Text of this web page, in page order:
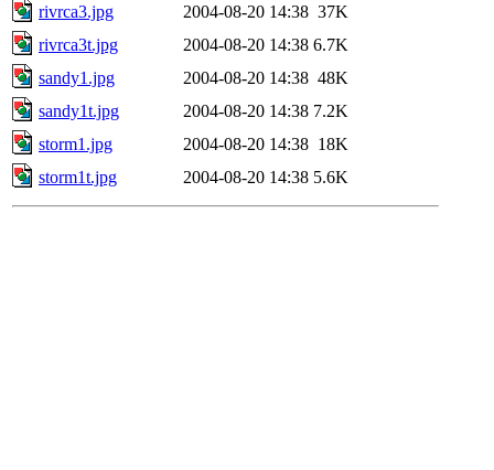
rivrca3.jpg
2004-08-20 14:38 37K
rivrca3t.jpg
2004-08-20 14:38 6.7K
sandy1.jpg
2004-08-20 14:38 48K
sandy1t.jpg
2004-08-20 14:38 7.2K
storm1.jpg
2004-08-20 14:38 18K
storm1t.jpg
2004-08-20 14:38 5.6K